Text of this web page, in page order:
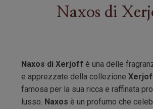
Naxos di
Naxos di Xerjoff è una delle
e apprezzate della collezione
famosa per la sua ricca e raffinata
lusso. Naxos è un profumo che